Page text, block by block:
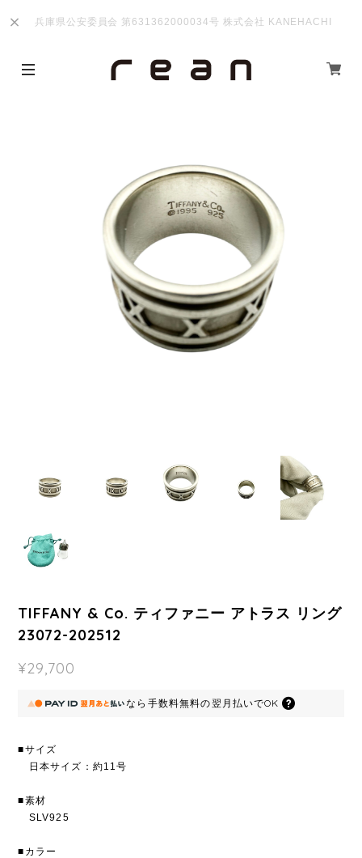
兵庫県公安委員会 第631362000034号 株式会社 KANEHACHI
TIFFANY & Co. ティファニー アトラス リング
23072-202512
¥29,700
なら 手数料無料の翌月払いでOK
■サイズ
日本サイズ：約11号
■素材
SLV925
■カラー